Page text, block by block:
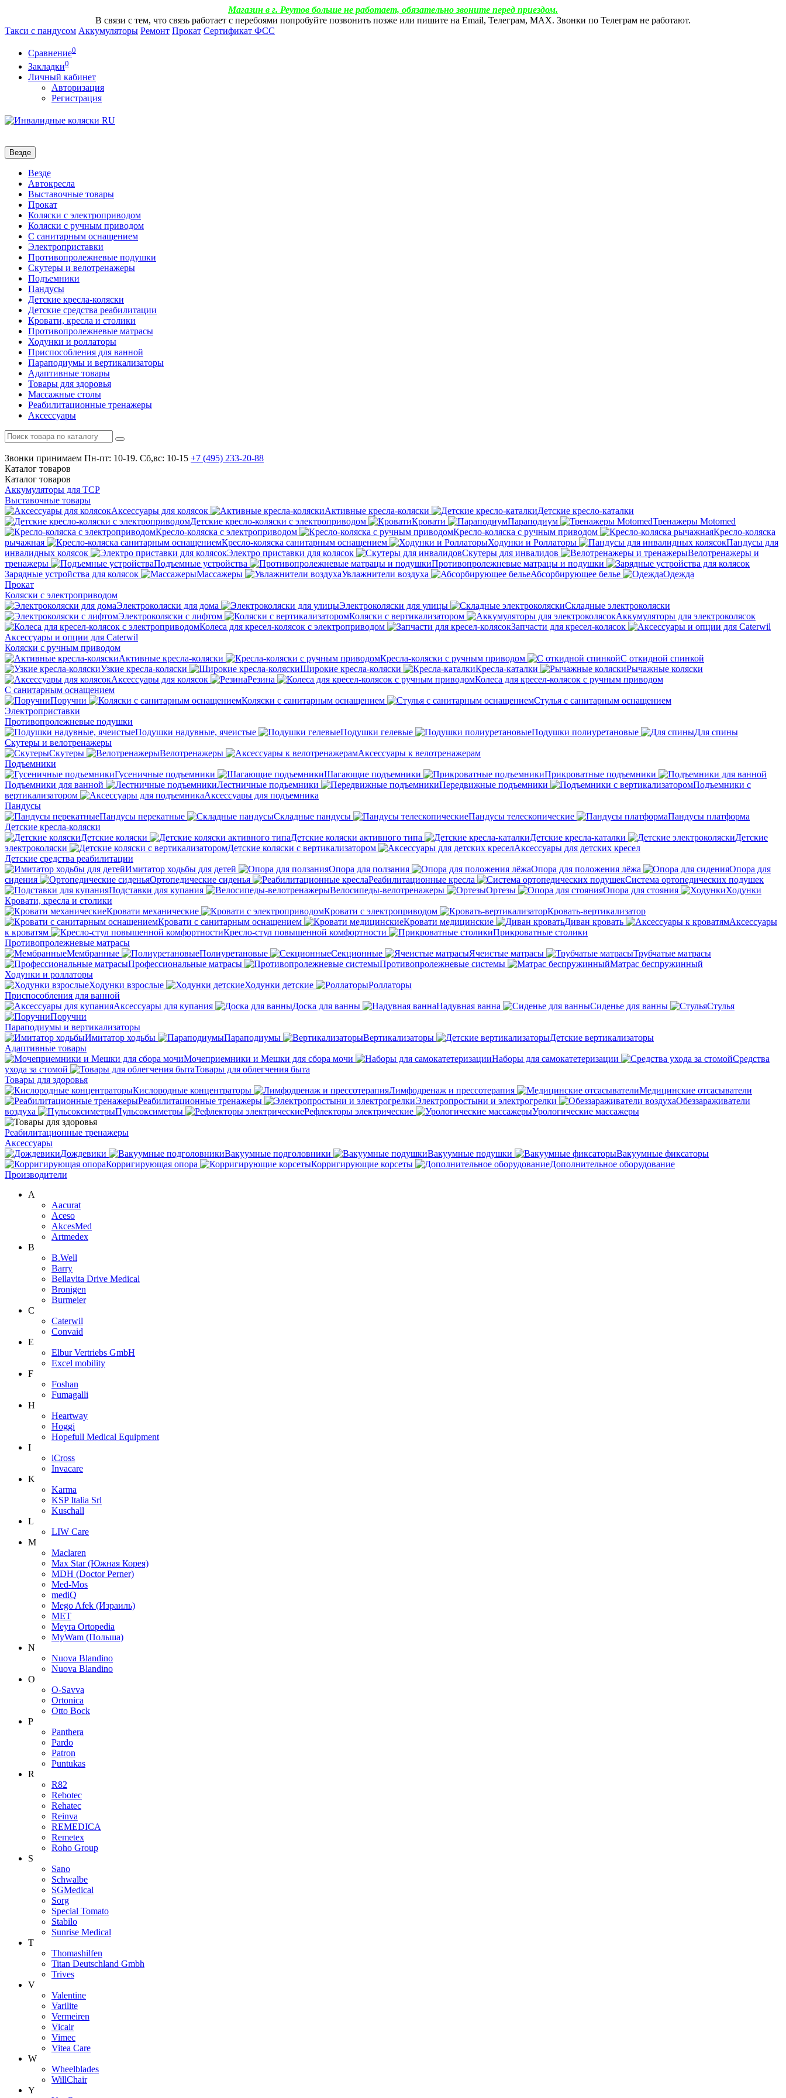
Магазин в г. Реутов больше не работает, обязательно звоните перед приездом.
В связи с тем, что связь работает с перебоями попробуйте позвонить позже или пишите на Email, Телеграм, МАХ. Звонки по Телеграм не работают.
Такси с пандусом Аккумуляторы Ремонт Прокат Сертификат ФСС
Сравнение0
Закладки0
Личный кабинет
Авторизация
Регистрация
Везде
Везде
Автокресла
Выставочные товары
Прокат
Коляски с электроприводом
Коляски с ручным приводом
С санитарным оснащением
Электроприставки
Противопролежневые подушки
Скутеры и велотренажеры
Подъемники
Пандусы
Детские кресла-коляски
Детские средства реабилитации
Кровати, кресла и столики
Противопролежневые матрасы
Ходунки и роллаторы
Приспособления для ванной
Параподиумы и вертикализаторы
Адаптивные товары
Товары для здоровья
Массажные столы
Реабилитационные тренажеры
Аксессуары
Звонки принимаем Пн-пт: 10-19. Сб,вс: 10-15 +7 (495) 233-20-88
Каталог товаров
Каталог товаров
Аккумуляторы для ТСР
Выставочные товары
Аксессуары для колясок
Активные кресла-коляски
Детские кресло-каталки
Детские кресло-коляски с электроприводом
Кровати Параподиум
Тренажеры Motomed
Кресло-коляска с электроприводом
Кресло-коляска с ручным приводом
Кресло-коляска
рычажная
Кресло-коляска санитарным оснащением Ходунки и Роллаторы
Пандусы для
инвалидных колясок
Электро приставки для колясок Скутеры для инвалидов
Велотренажеры и
тренажеры
Подъемные устройства
Противопролежневые матрацы и подушки
Зарядные устройства для колясок
Массажеры Увлажнители воздуха Абсорбирующее белье
Одежда
Прокат
Коляски с электроприводом
Электроколяски для дома
Электроколяски для улицы
Складные электроколяски
Электроколяски с лифтом
Коляски с вертикализатором
Аккумуляторы для электроколясок
Колеса для кресел-колясок с электроприводом
Запчасти для кресел-колясок
Аксессуары и опции для Caterwil
Коляски с ручным приводом
Активные кресла-коляски
Кресла-коляски с ручным приводом
С откидной спинкой
Узкие кресла-коляски
Широкие кресла-коляски Кресла-каталки
Рычажные коляски
Аксессуары для колясок
Резина
Колеса для кресел-колясок с ручным приводом
С санитарным оснащением
Поручни
Коляски с санитарным оснащением
Стулья с санитарным оснащением
Электроприставки
Противопролежневые подушки
Подушки надувные, ячеистые
Подушки гелевые Подушки полиуретановые
Для спины
Скутеры и велотренажеры
Скутеры
Велотренажеры
Аксессуары к велотренажерам
Подъемники
Гусеничные подъемники
Шагающие подъемники
Прикроватные подъемники
Подъемники для ванной
Лестничные подъемники Передвижные подъемники
Подъемники с
вертикализатором
Аксессуары для подъемника
Пандусы
Пандусы перекатные
Складные пандусы Пандусы телескопические
Пандусы платформа
Детские кресла-коляски
Детские коляски
Детские коляски активного типа Детские кресла-каталки
Детские
электроколяски
Детские коляски с вертикализатором
Аксессуары для детских кресел
Детские средства реабилитации
Имитатор ходьбы для детей
Опора для ползания Опора для положения лёжа
Опора для
сидения
Ортопедические сиденья Реабилитационные кресла
Система ортопедических подушек
Подставки для купания
Велосипеды-велотренажеры Ортезы Опора для стояния
Ходунки
Кровати, кресла и столики
Кровати механические
Кровати с электроприводом
Кровать-вертикализатор
Кровати с санитарным оснащением
Кровати медицинские Диван кровать
Аксессуары
к кроватям
Кресло-стул повышенной комфортности
Прикроватные столики
Противопролежневые матрасы
Мембранные
Полиуретановые Секционные Ячеистые матрасы
Трубчатые матрасы
Профессиональные матрасы
Противопролежневые системы
Матрас беспружинный
Ходунки и роллаторы
Ходунки взрослые
Ходунки детские
Роллаторы
Приспособления для ванной
Аксессуары для купания
Доска для ванны Надувная ванна Сиденье для ванны
Стулья
Поручни
Параподиумы и вертикализаторы
Имитатор ходьбы
Параподиумы Вертикализаторы
Детские вертикализаторы
Адаптивные товары
Мочеприемники и Мешки для сбора мочи
Наборы для самокатетеризации
Средства
ухода за стомой
Товары для облегчения быта
Товары для здоровья
Кислородные концентраторы
Лимфодренаж и прессотерапия
Медицинские отсасыватели
Реабилитационные тренажеры
Электропростыни и электрогрелки
Обеззараживатели
воздуха
Пульсоксиметры Рефлекторы электрические Урологические массажеры
Реабилитационные тренажеры
Аксессуары
Дождевики
Вакуумные подголовники Вакуумные подушки
Вакуумные фиксаторы
Корригирующая опора
Корригирующие корсеты
Дополнительное оборудование
Производители
A
Aacurat
Aceso
AkcesMed
Artmedex
B
B.Well
Barry
Bellavita Drive Medical
Bronigen
Burmeier
C
Caterwil
Convaid
E
Elbur Vertriebs GmbH
Excel mobility
F
Foshan
Fumagalli
H
Heartway
Hoggi
Hopefull Medical Equipment
I
iCross
Invacare
K
Karma
KSP Italia Srl
Kuschall
L
LIW Care
M
Maclaren
Max Star (Южная Корея)
MDH (Doctor Perner)
Med-Mos
mediQ
Mego Afek (Израиль)
MET
Meyra Ortopedia
MyWam (Польша)
N
Nuova Blandino
Nuova Blandino
O
O-Savva
Ortonica
Otto Bock
P
Panthera
Pardo
Patron
Puntukas
R
R82
Rebotec
Rehatec
Reinva
REMEDICA
Remetex
Roho Group
S
Sano
Schwalbe
SGMedical
Sorg
Special Tomato
Stabilo
Sunrise Medical
T
Thomashilfen
Titan Deutschland Gmbh
Trives
V
Valentine
Varilite
Vermeiren
Vicair
Vimec
Vitea Care
W
Wheelblades
WillChair
Y